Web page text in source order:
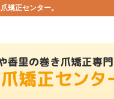
矯正センター。